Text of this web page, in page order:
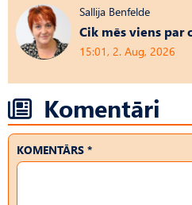
Sallija Benfelde
Cik mēs viens par
15:01, 2. Aug, 2026
Komentāri
KOMENTĀRS *